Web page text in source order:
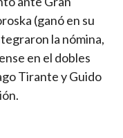
(ganó en su
la nómina,
en el dobles
Tirante y Guido